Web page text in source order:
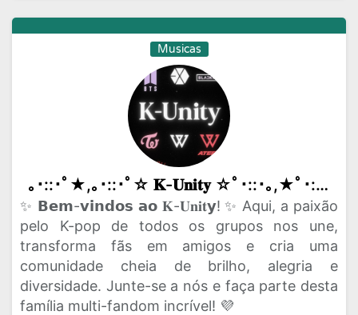
Musicas
｡･::･ﾟ★,｡･::･ﾟ☆ 𝐊-𝐔𝐧𝐢𝐭𝐲 ☆ﾟ･::･｡,★ﾟ･::･｡
✨ 𝗕𝗲𝗺-𝘃𝗶𝗻𝗱𝗼𝘀 𝗮𝗼 𝐊-𝐔𝐧𝐢𝐭𝘆! ✨ Aqui, a paixão
pelo K-pop de todos os grupos nos une,
transforma fãs em amigos e cria uma
comunidade cheia de brilho, alegria e
diversidade. Junte-se a nós e faça parte desta
família multi-fandom incrível! 💜